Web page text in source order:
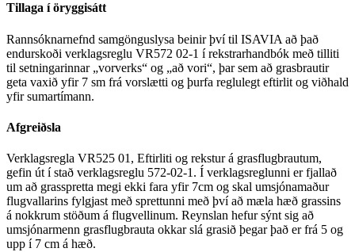
Tillaga í öryggisátt
Rannsóknarnefnd samgönguslysa beinir því til ISAVIA að það
endurskoði verklagsreglu VR572 02-1 í rekstrarhandbók með tilliti
til setningarinnar „vorverks“ og „að vori“, þar sem að grasbrautir
geta vaxið yfir 7 sm frá vorslætti og þurfa reglulegt eftirlit og viðhald
yfir sumartímann.
Afgreiðsla
Verklagsregla VR525 01, Eftirliti og rekstur á grasflugbrautum,
gefin út í stað verklagsreglu 572-02-1. Í verklagsreglunni er fjallað
um að grasspretta megi ekki fara yfir 7cm og skal umsjónamaður
flugvallarins fylgjast með sprettunni með því að mæla hæð grassins
á nokkrum stöðum á flugvellinum. Reynslan hefur sýnt sig að
umsjónarmenn grasflugbrauta okkar slá grasið þegar það er frá 5 og
upp í 7 cm á hæð.